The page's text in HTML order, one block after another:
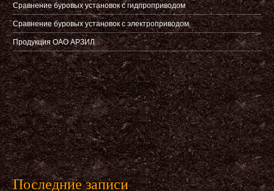
Сравнение буровых установок с гидпроприводом
Сравнение буровых установок с электроприводом
Продукция ОАО АРЗИЛ
Последние записи